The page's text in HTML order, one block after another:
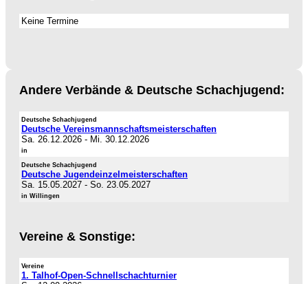
Keine Termine
Andere Verbände & Deutsche Schachjugend:
Deutsche Schachjugend
Deutsche Vereinsmannschaftsmeisterschaften
Sa. 26.12.2026 - Mi. 30.12.2026
in
Deutsche Schachjugend
Deutsche Jugendeinzelmeisterschaften
Sa. 15.05.2027 - So. 23.05.2027
in Willingen
Vereine & Sonstige:
Vereine
1. Talhof-Open-Schnellschachturnier